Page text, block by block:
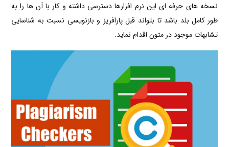
نسخه های حرفه ای این نرم افزارها دسترسی داشته و کار با آن ها را به
طور کامل بلد باشد تا بتواند قبل پارافریز و بازنویسی نسبت به شناسایی
تشابهات موجود در متون اقدام نماید.